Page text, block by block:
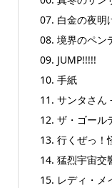
07. 白金の夜明
08. 境界のペン
09. JUMP!!!!!
10. 手紙
11. サンタさん
12. ザ・ゴール
13. 行くぜっ！
14. 猛烈宇宙交
15. レディ・メ